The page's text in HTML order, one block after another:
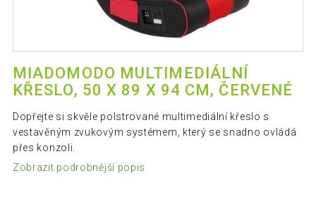
MIADOMODO MULTIMEDIÁLNÍ
KŘESLO, 50 X 89 X 94 CM, ČERVENÉ
Dopřejte si skvěle polstrované multimediální křeslo s
vestavěným zvukovým systémem, který se snadno ovládá
přes konzoli.
Zobrazit podrobnější popis